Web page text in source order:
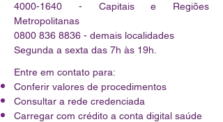
4000-1640 - Capitais e Regiões
Metropolitanas
0800 836 8836 - demais localidades
Segunda a sexta das 7h às 19h.
Entre em contato para:
Conferir valores de procedimentos
Consultar a rede credenciada
Carregar com crédito a conta digital saúde